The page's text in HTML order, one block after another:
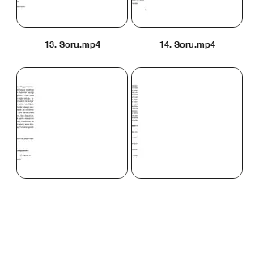
13. Soru.mp4 14. Soru.mp4